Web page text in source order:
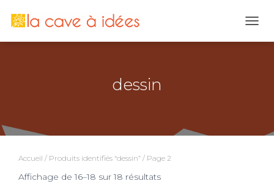
dessin
Accueil / Produits identifiés “dessin” / Page 2
Affichage de 16–18 sur 18 résultatsTrié